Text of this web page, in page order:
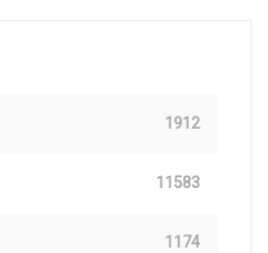
1912
11583
1174